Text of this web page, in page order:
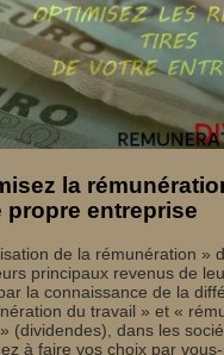
la
propre entreprise
de la rémunération »
principaux revenus de
la connaissance de la
du travail » et «
(dividendes), dans les
à faire vos choix par